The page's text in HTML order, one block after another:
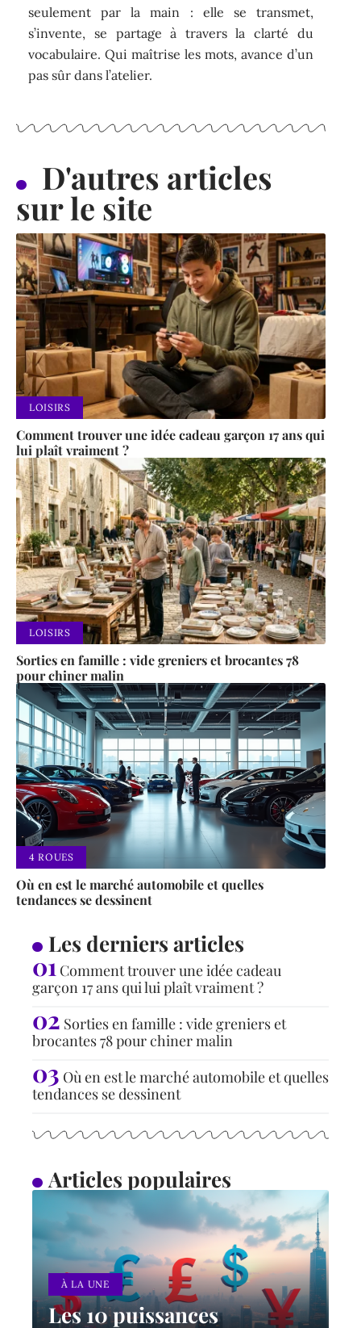
seulement par la main : elle se transmet,
s’invente, se partage à travers la clarté du
vocabulaire. Qui maîtrise les mots, avance d’un
pas sûr dans l’atelier.
D'autres articles
sur le site
LOISIRS
Comment trouver une idée cadeau garçon 17 ans qui
lui plaît vraiment ?
LOISIRS
Sorties en famille : vide greniers et brocantes 78
pour chiner malin
4 ROUES
Où en est le marché automobile et quelles
tendances se dessinent
Les derniers articles
Comment trouver une idée cadeau
garçon 17 ans qui lui plaît vraiment ?
Sorties en famille : vide greniers et
brocantes 78 pour chiner malin
Où en est le marché automobile et quelles
tendances se dessinent
Articles populaires
À LA UNE
Les 10 puissances